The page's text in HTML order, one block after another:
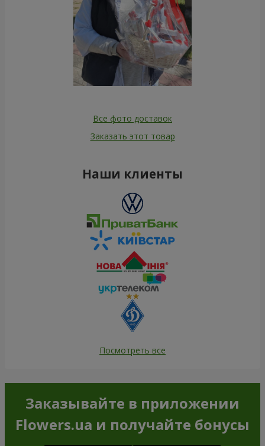
Все фото доставок
Заказать этот товар
Наши клиенты
Посмотреть все
Заказывайте в приложении
Flowers.ua и получайте бонусы